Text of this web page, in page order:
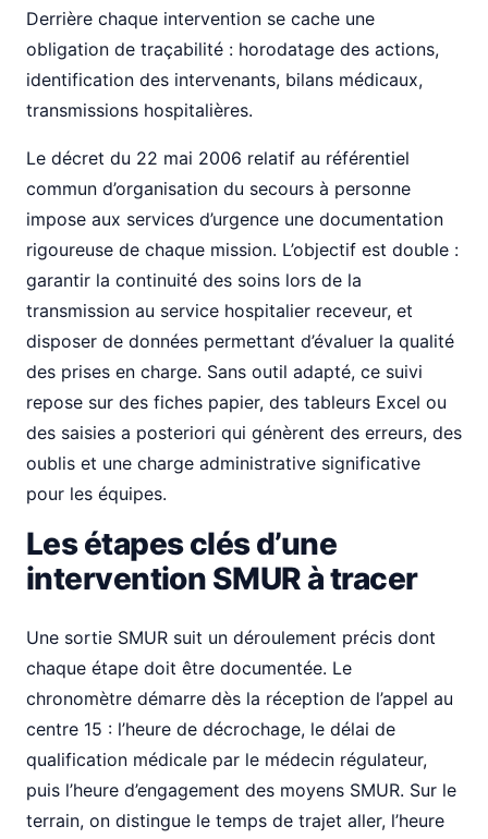
Derrière chaque intervention se cache une
obligation de traçabilité : horodatage des actions,
identification des intervenants, bilans médicaux,
transmissions hospitalières.
Le décret du 22 mai 2006 relatif au référentiel
commun d’organisation du secours à personne
impose aux services d’urgence une documentation
rigoureuse de chaque mission. L’objectif est double :
garantir la continuité des soins lors de la
transmission au service hospitalier receveur, et
disposer de données permettant d’évaluer la qualité
des prises en charge. Sans outil adapté, ce suivi
repose sur des fiches papier, des tableurs Excel ou
des saisies a posteriori qui génèrent des erreurs, des
oublis et une charge administrative significative
pour les équipes.
Les étapes clés d’une
intervention SMUR à tracer
Une sortie SMUR suit un déroulement précis dont
chaque étape doit être documentée. Le
chronomètre démarre dès la réception de l’appel au
centre 15 : l’heure de décrochage, le délai de
qualification médicale par le médecin régulateur,
puis l’heure d’engagement des moyens SMUR. Sur le
terrain, on distingue le temps de trajet aller, l’heure